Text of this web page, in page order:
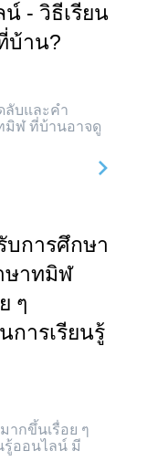
- วิธีเรียน
บ้าน?
ลับและคำ
มิฬ ที่บ้านอาจดู
การศึกษา
ษาทมิฬ
ๆ
การเรียนรู้
ากขึ้นเรื่อย ๆ
รู้ออนไลน์ มี